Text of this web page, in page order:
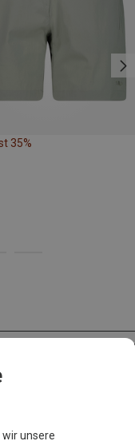
35%
wir unsere